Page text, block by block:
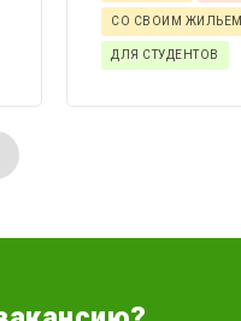
СО СВОИМ ЖИЛЬЕМ
ДЛЯ СТУДЕНТОВ